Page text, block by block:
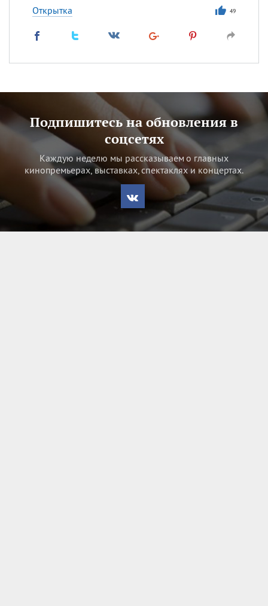
Открытка 49
Подпишитесь на обновления в
соцсетях
Каждую неделю мы рассказываем о главных
кинопремьерах, выставках, спектаклях и концертах.